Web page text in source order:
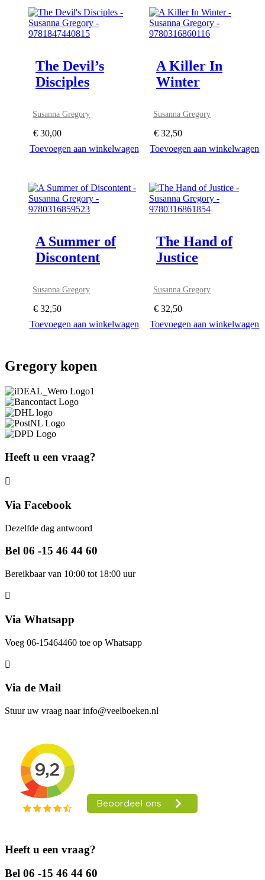
The Devil’s
Disciples
Susanna Gregory
€ 30,00
Toevoegen aan winkelwagen
A Killer In
Winter
Susanna Gregory
€32,50
Toevoegen aan winkelwagen
A Summer of
Discontent
Susanna Gregory
€ 32,50
Toevoegen aan winkelwagen
The Hand of
Justice
Susanna Gregory
€32,50
Toevoegen aan winkelwagen
Gregory kopen
Heeft u een vraag?
Via Facebook
Dezelfde dag antwoord
Bel 06 -15 46 44 60
Bereikbaar van 10:00 tot 18:00 uur
Via Whatsapp
Voeg 06-15464460 toe op Whatsapp
Via de Mail
Stuur uw vraag naar info@veelboeken.nl
Heeft u een vraag?
Bel 06 -15 46 44 60